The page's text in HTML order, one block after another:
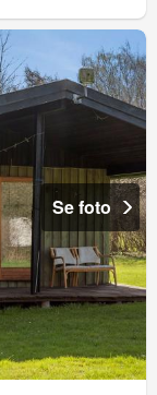
Se foto